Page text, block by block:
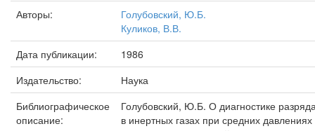
Авторы:
Голубовский, Ю.Б.
Куликов, В.В.
Дата публикации:
1986
Издательство:
Наука
Библиографическое
описание:
Голубовский, Ю.Б. О диагностике
в инертных газах при средних давлениях